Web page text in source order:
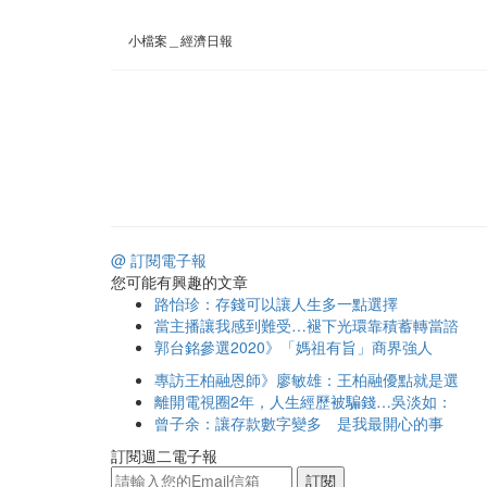
小檔案＿經濟日報
@ 訂閱電子報
您可能有興趣的文章
路怡珍：存錢可以讓人生多一點選擇
當主播讓我感到難受…褪下光環靠積蓄轉當諮
郭台銘參選2020》「媽祖有旨」商界強人
專訪王柏融恩師》廖敏雄：王柏融優點就是選
離開電視圈2年，人生經歷被騙錢…吳淡如：
曾子余：讓存款數字變多 是我最開心的事
訂閱週二電子報
訂閱